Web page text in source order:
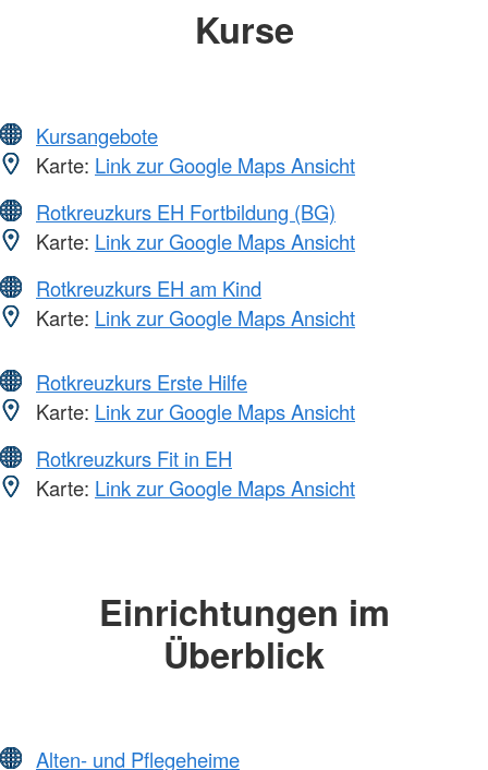
Kurse
Kursangebote
Karte: Link zur Google Maps Ansicht
Rotkreuzkurs EH Fortbildung (BG)
Karte: Link zur Google Maps Ansicht
Rotkreuzkurs EH am Kind
Karte: Link zur Google Maps Ansicht
Rotkreuzkurs Erste Hilfe
Karte: Link zur Google Maps Ansicht
Rotkreuzkurs Fit in EH
Karte: Link zur Google Maps Ansicht
Einrichtungen im
Überblick
Alten- und Pflegeheime